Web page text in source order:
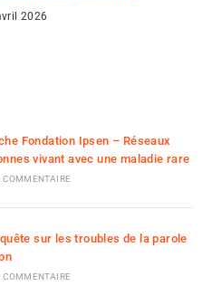
2026
Fondation Ipsen – Réseaux
vivant avec une maladie rare
COMMENTAIRE
sur les troubles de la parole
COMMENTAIRE